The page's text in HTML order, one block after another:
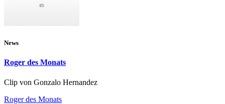
News
Roger des Monats
Clip von Gonzalo Hernandez
Roger des Monats